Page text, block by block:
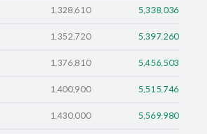
1,328,610 5,338,036
1,352,720 5,397,260
1,376,810 5,456,503
1,400,900 5,515,746
1,430,000 5,569,980